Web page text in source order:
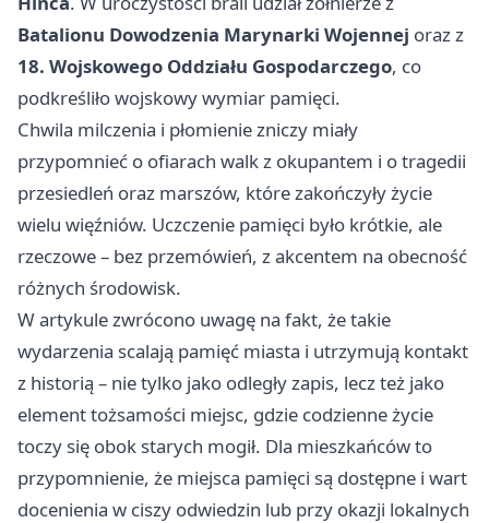
Batalionu Dowodzenia Marynarki Wojennej oraz z
18. Wojskowego Oddziału Gospodarczego, co
podkreśliło wojskowy wymiar pamięci.
Chwila milczenia i płomienie zniczy miały
przypomnieć o ofiarach walk z okupantem i o tragedii
przesiedleń oraz marszów, które zakończyły życie
wielu więźniów. Uczczenie pamięci było krótkie, ale
rzeczowe – bez przemówień, z akcentem na obecność
różnych środowisk.
W artykule zwrócono uwagę na fakt, że takie
wydarzenia scalają pamięć miasta i utrzymują kontakt
z historią – nie tylko jako odległy zapis, lecz też jako
element tożsamości miejsc, gdzie codzienne życie
toczy się obok starych mogił. Dla mieszkańców to
przypomnienie, że miejsca pamięci są dostępne i wart
docenienia w ciszy odwiedzin lub przy okazji lokalnych